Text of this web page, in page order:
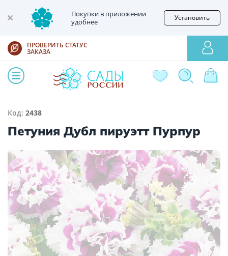
Покупки в приложении
удобнее
Установить
ПРОВЕРИТЬ СТАТУС
ЗАКАЗА
Код: 2438
Петуния Дубл пируэтт Пурпур